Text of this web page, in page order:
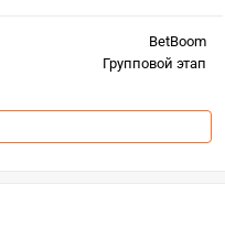
BetBoom
Групповой этап